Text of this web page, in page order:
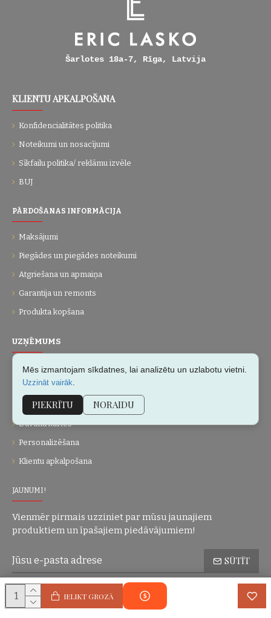
IELIKT GROZĀ
Šarlotes 18a-7, Rīga, Latvija
KLIENTU APKALPOŠANA
Konfidencialitātes politika
Noteikumi un nosacījumi
Sīkfailu politika/ reklāmu izvēle
BUJ
PĀRDOŠANAS INFORMĀCIJA
Maksājumi
Piegādes un piegādes noteikumi
Atgriešana un apmaiņa
Garantija un remonts
Produkta kopšana
UZŅĒMUMS
Par mums
Kontakti
Vietnes karte
Dāvanu kartes
Personalizēšana
Klientu apkalpošana
JAUNUMI!
Vienmēr pirmais uzziniet par mūsu jaunajiem
produktiem un īpašajiem piedāvājumiem!
SŪTĪT
Esmu iepazinies(-usies) ar sadaļu Konfidencialitātes politika
piekrītu visiem minētajiem noteikumiem
Mēs izmantojam sīkdatnes, lai analizētu un uzlabotu vietni.
Uzzināt vairāk
PIEKRĪTU NORAIDU